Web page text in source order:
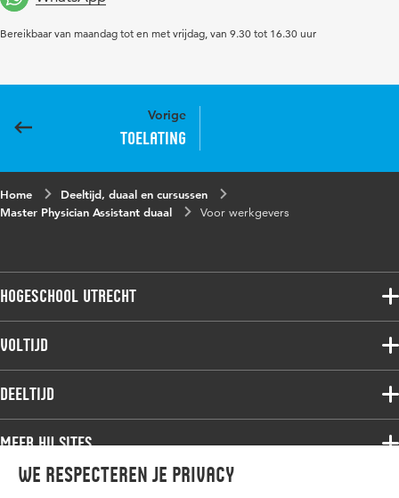
We respecteren je privacy
Bereikbaar van maandag tot en met vrijdag, van 9.30 tot 16.30 uur
Vorige
Toelating
Home
Deeltijd, duaal en cursussen
Master Physician Assistant duaal
Voor werkgevers
Hogeschool Utrecht
Voltijdopleidingen
Onderzoek
Werken bij de HU
Voltijd
Associate degree
Master
Studiekeuze voltijd
Deeltijd
Associate degree
Bachelor
Meer HU sites
HU International